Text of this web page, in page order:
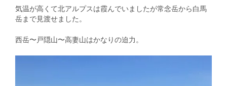
気温が高くて北アルプスは霞んでいましたが常念岳から白馬
岳まで見渡せました。
西岳〜戸隠山〜高妻山はかなりの迫力。